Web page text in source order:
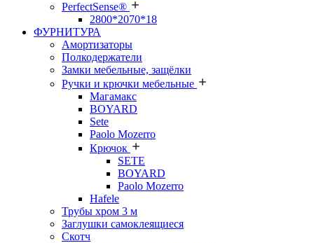
PerfectSense®
2800*2070*18
ФУРНИТУРА
Амортизаторы
Полкодержатели
Замки мебельные, защёлки
Ручки и крючки мебельные
Магамакс
BOYARD
Sete
Paolo Mozerro
Крючок
SETE
BOYARD
Paolo Mozerro
Hafele
Трубы хром 3 м
Заглушки самоклеящиеся
Скотч